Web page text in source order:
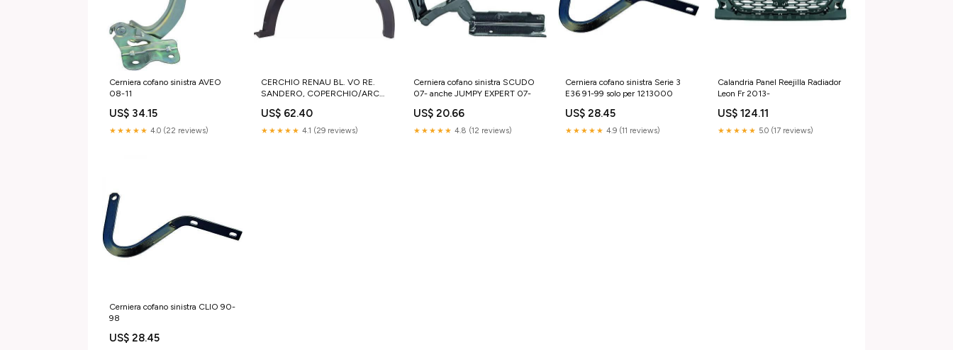
Cerniera cofano sinistra AVEO
08-11
US$ 34.15
★★★★★ 4.0 (22 reviews)
CERCHIO RENAU BL. VO RE.
SANDERO, COPERCHIO/ARCO
US$ 62.40
★★★★★ 4.1 (29 reviews)
Cerniera cofano sinistra SCUDO
07- anche JUMPY EXPERT 07-
US$ 20.66
★★★★★ 4.8 (12 reviews)
Cerniera cofano sinistra Serie 3
E36 91-99 solo per 1213000
US$ 28.45
★★★★★ 4.9 (11 reviews)
Calandria Panel Reejilla Radiador
Leon Fr 2013-
US$ 124.11
★★★★★ 5.0 (17 reviews)
Cerniera cofano sinistra CLIO 90-
98
US$ 28.45